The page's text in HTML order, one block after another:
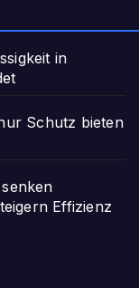
in
Schutz bieten
Effizienz